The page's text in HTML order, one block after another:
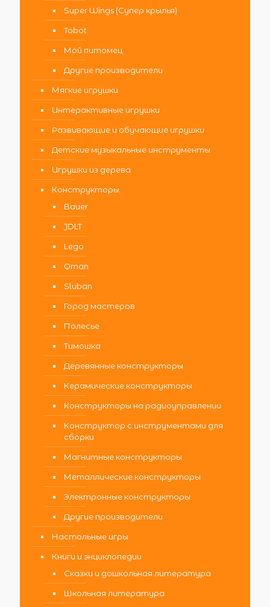
Super Wings (Супер крылья)
Tobot
Мой питомец
Другие производители
Мягкие игрушки
Интерактивные игрушки
Развивающие и обучающие игрушки
Детские музыкальные инструменты
Игрушки из дерева
Конструкторы
Bauer
JDLT
Lego
Qman
Sluban
Город мастеров
Полесье
Тимошка
Деревянные конструкторы
Керамические конструкторы
Конструкторы на радиоуправлении
Конструктор с инструментами для
сборки
Магнитные конструкторы
Металлические конструкторы
Электронные конструкторы
Другие производители
Настольные игры
Книги и энциклопедии
Сказки и дошкольная литература
Школьная литература